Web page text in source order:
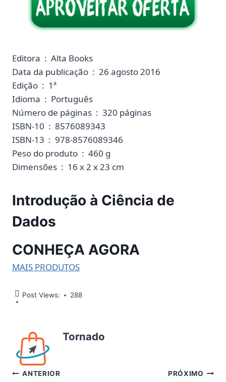
Editora ‏ : ‎ Alta Books
Data da publicação ‏ : ‎ 26 agosto 2016
Edição ‏ : ‎ 1ª
Idioma ‏ : ‎ Português
Número de páginas ‏ : ‎ 320 páginas
ISBN-10 ‏ : ‎ 8576089343
ISBN-13 ‏ : ‎ 978-8576089346
Peso do produto ‏ : ‎ 460 g
Dimensões ‏ : ‎ 16 x 2 x 23 cm
Introdução à Ciência de
Dados
CONHEÇA AGORA
MAIS PRODUTOS
Post Views: 288
Tornado
Navegação
ANTERIOR PRÓXIMO